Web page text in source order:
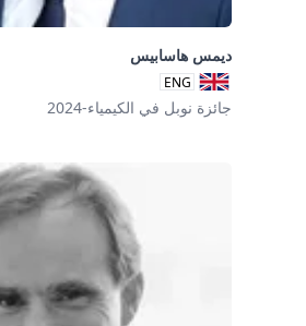
ديمس هاسابيس
ENG
جائزة نوبل في الكيمياء-2024